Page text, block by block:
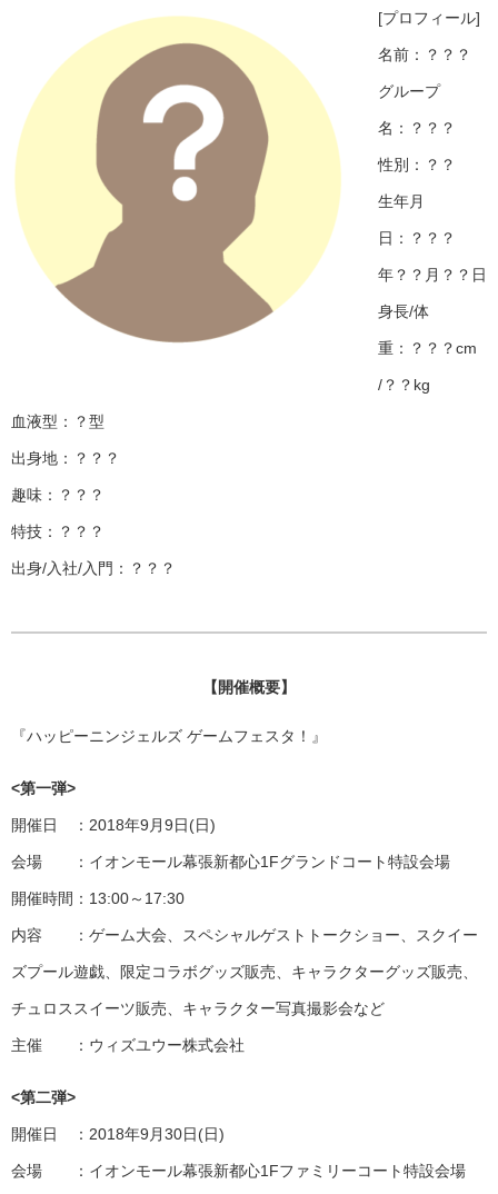
[プロフィール]
名前：？？？
グループ
名：？？？
性別：？？
生年月
日：？？？
年？？月？？日
身長/体
重：？？？cm
/？？kg
血液型：？型
出身地：？？？
趣味：？？？
特技：？？？
出身/入社/入門：？？？
【開催概要】
『ハッピーニンジェルズ ゲームフェスタ！』
<第一弾>
開催日 ：2018年9月9日(日)
会場 ：イオンモール幕張新都心1Fグランドコート特設会場
開催時間：13:00～17:30
内容 ：ゲーム大会、スペシャルゲストトークショー、スクイー
ズプール遊戯、限定コラボグッズ販売、キャラクターグッズ販売、
チュロススイーツ販売、キャラクター写真撮影会など
主催 ：ウィズユウー株式会社
<第二弾>
開催日 ：2018年9月30日(日)
会場 ：イオンモール幕張新都心1Fファミリーコート特設会場